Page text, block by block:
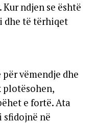
ndjen se është
dhe të tërhiqet
vëmendje dhe
plotësohen,
e fortë. Ata
sfidojnë në